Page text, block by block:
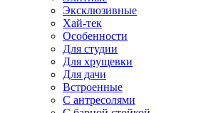
Эксклюзивные
Хай-тек
Особенности
Для студии
Для хрущевки
Для дачи
Встроенные
С антресолями